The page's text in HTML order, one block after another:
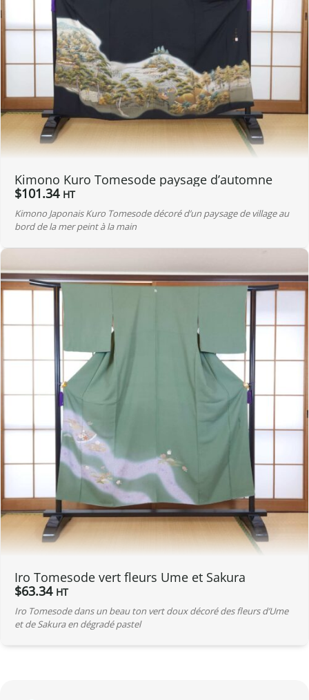
Kimono Kuro Tomesode paysage d’automne
$101.34 HT
Kimono Japonais Kuro Tomesode décoré d’un paysage de village au
bord de la mer peint à la main
Iro Tomesode vert fleurs Ume et Sakura
$63.34 HT
Iro Tomesode dans un beau ton vert doux décoré des fleurs d’Ume
et de Sakura en dégradé pastel